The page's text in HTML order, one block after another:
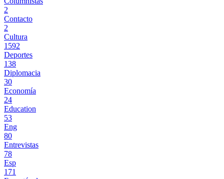
2
Contacto
2
Cultura
1592
Deportes
138
Diplomacia
30
Economía
24
Education
53
Eng
80
Entrevistas
78
Esp
171